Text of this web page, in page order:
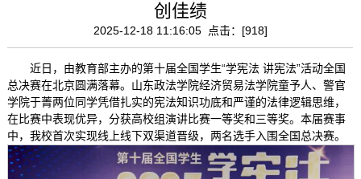
创佳绩
2025-12-18 11:16:05 点击：[918]
近日，由教育部主办的第十届全国学生“学宪法 讲宪法”活动全国
总决赛在北京圆满落幕。山东政法学院经济贸易法学院童予人、警官
学院于菁两位同学凭借扎实的宪法知识功底和严谨的法律逻辑思维，
在比赛中表现优异，分获高校组演讲比赛一等奖和三等奖。本届赛事
中，我校首次实现线上线下双渠道晋级，两名选手入围全国总决赛。